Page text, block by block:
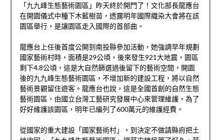
「九九峰生態藝術園區」昨天終於開門了！文化部長龍應台
在開園儀式中種下木藍樹苗，透露明年國際織染大會將在該
園區舉行，是讓園區走入國際的首部曲。
龍應台上任後首度公開到南投縣參加活動，她強調早年規劃
國家藝術村時，面積是29公頃，後來發生921大地震，園區
剩下4.8公頃，這是大自然篩選過後留下的藝術空間，開園
後的九九峰生態藝術園區，不增加新的建設工程，將以自然
藝術景觀留住遊客。龍應台也說，這是全國首創的自然生態
藝術園區，由國立台灣工藝研究發展中心來管理維護，為了
好好維護該園區，明年已編列了600萬元的維護經費。
從國家的重大建設「國家藝術村」，到決定不做請縣府把土